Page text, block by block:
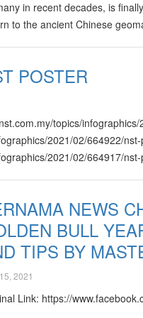
里消费者在各种产品有无数
，各种现有产品也能融入新
20210227/
in recent decades, is
to the ancient Chinese
POSTER
topics/
2021/02/664922/
2021/02/664917/
NEWS
BULL
TIPS BY
2021
Link: https://